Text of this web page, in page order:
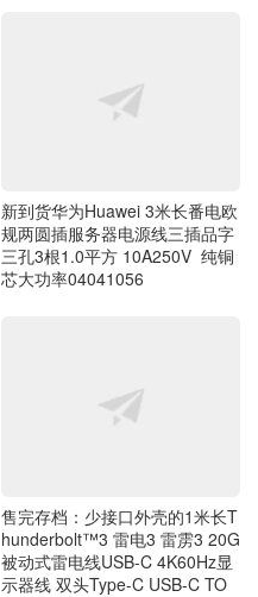
新到货华为Huawei 3米长番电欧
规两圆插服务器电源线三插品字
三孔3根1.0平方 10A250V 纯铜
芯大功率04041056
售完存档：少接口外壳的1米长T
hunderbolt™3 雷电3 雷雳3 20G
被动式雷电线USB-C 4K60Hz显
示器线 双头Type-C USB-C TO